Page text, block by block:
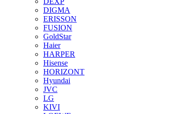
DIGMA
ERISSON
FUSION
GoldStar
Haier
HARPER
Hisense
HORIZONT
Hyundai
JVC
LG
KIVI